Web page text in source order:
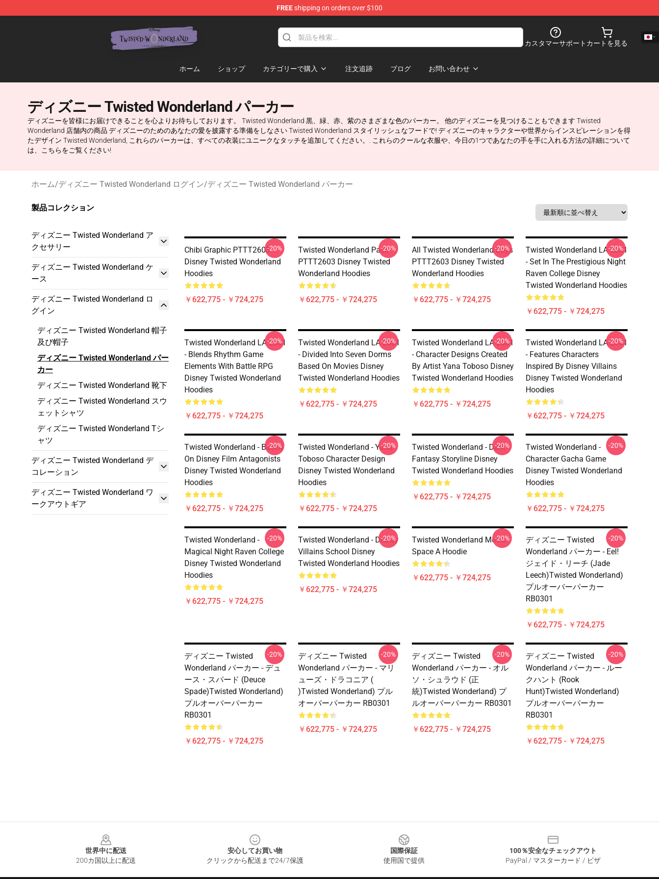
FREEshipping on orders over $100
カスタマーサポート カートを見る
ホーム ショップ カテゴリーで購入 注文追跡 ブログ お問い合わせ
ディズニー Twisted Wonderland パーカー
ディズニーを皆様にお届けできることを心よりお待ちしております。 Twisted Wonderland 黒、緑、赤、紫のさまざまな色のパーカー。 他のディズニーを見つけることもできます Twisted
Wonderland 店舗内の商品 ディズニーのためのあなたの愛を披露する準備をしなさい Twisted Wonderland スタイリッシュなフードで! ディズニーのキャラクターや世界からインスピレーションを得
たデザイン Twisted Wonderland, これらのパーカーは、すべての衣装にユニークなタッチを追加してください。. これらのクールな衣服や、今日の1つであなたの手を手に入れる方法の詳細について
は、こちらをご覧ください!
ホーム/ディズニー Twisted Wonderland ログイン/ディズニー Twisted Wonderland パーカー
製品コレクション
ディズニー Twisted Wonderland ア
クセサリー
ディズニー Twisted Wonderland ケ
ース
ディズニー Twisted Wonderland ロ
グイン
ディズニー Twisted Wonderland 帽子
及び帽子
ディズニー Twisted Wonderland パー
カー
ディズニー Twisted Wonderland 靴下
ディズニー Twisted Wonderland スウ
ェットシャツ
ディズニー Twisted Wonderland Tシ
ャツ
ディズニー Twisted Wonderland デ
コレーション
ディズニー Twisted Wonderland ワ
ークアウトギア
Chibi Graphic PTTT2603
Disney Twisted Wonderland
Hoodies
￥622,775 - ￥724,275
-20%
Twisted Wonderland Pack
PTTT2603 Disney Twisted
Wonderland Hoodies
￥622,775 - ￥724,275
-20%
All Twisted Wonderland Boys
PTTT2603 Disney Twisted
Wonderland Hoodies
￥622,775 - ￥724,275
-20%
Twisted Wonderland LA 2801
- Set In The Prestigious Night
Raven College Disney
Twisted Wonderland Hoodies
￥622,775 - ￥724,275
-20%
Twisted Wonderland LA 2801
- Blends Rhythm Game
Elements With Battle RPG
Disney Twisted Wonderland
Hoodies
￥622,775 - ￥724,275
-20%
Twisted Wonderland LA 2801
- Divided Into Seven Dorms
Based On Movies Disney
Twisted Wonderland Hoodies
￥622,775 - ￥724,275
-20%
Twisted Wonderland LA 2801
- Character Designs Created
By Artist Yana Toboso Disney
Twisted Wonderland Hoodies
￥622,775 - ￥724,275
-20%
Twisted Wonderland LA 2801
- Features Characters
Inspired By Disney Villains
Disney Twisted Wonderland
Hoodies
￥622,775 - ￥724,275
-20%
Twisted Wonderland - Based
On Disney Film Antagonists
Disney Twisted Wonderland
Hoodies
￥622,775 - ￥724,275
-20%
Twisted Wonderland - Yana
Toboso Character Design
Disney Twisted Wonderland
Hoodies
￥622,775 - ￥724,275
-20%
Twisted Wonderland - Dark
Fantasy Storyline Disney
Twisted Wonderland Hoodies
￥622,775 - ￥724,275
-20%
Twisted Wonderland -
Character Gacha Game
Disney Twisted Wonderland
Hoodies
￥622,775 - ￥724,275
-20%
Twisted Wonderland -
Magical Night Raven College
Disney Twisted Wonderland
Hoodies
￥622,775 - ￥724,275
-20%
Twisted Wonderland - Disney
Villains School Disney
Twisted Wonderland Hoodies
￥622,775 - ￥724,275
-20%
Twisted Wonderland Movic
Space A Hoodie
￥622,775 - ￥724,275
-20%
ディズニー Twisted
Wonderland パーカー - Eel!
ジェイド・リーチ (Jade
Leech)Twisted Wonderland)
プルオーバーパーカー
RB0301
￥622,775 - ￥724,275
-20%
ディズニー Twisted
Wonderland パーカー - デュ
ース・スパード (Deuce
Spade)Twisted Wonderland)
プルオーバーパーカー
RB0301
￥622,775 - ￥724,275
-20%
ディズニー Twisted
Wonderland パーカー - マリ
ューズ・ドラコニア (
)Twisted Wonderland) プル
オーバーパーカー RB0301
￥622,775 - ￥724,275
-20%
ディズニー Twisted
Wonderland パーカー - オル
ソ・シュラウド (正
統)Twisted Wonderland) プ
ルオーバーパーカー RB0301
￥622,775 - ￥724,275
-20%
ディズニー Twisted
Wonderland パーカー - ルー
クハント (Rook
Hunt)Twisted Wonderland)
プルオーバーパーカー
RB0301
￥622,775 - ￥724,275
-20%
世界中に配送
200カ国以上に配送
安心してお買い物
クリックから配送まで24/7保護
国際保証
使用国で提供
100％安全なチェックアウト
PayPal / マスターカード / ビザ